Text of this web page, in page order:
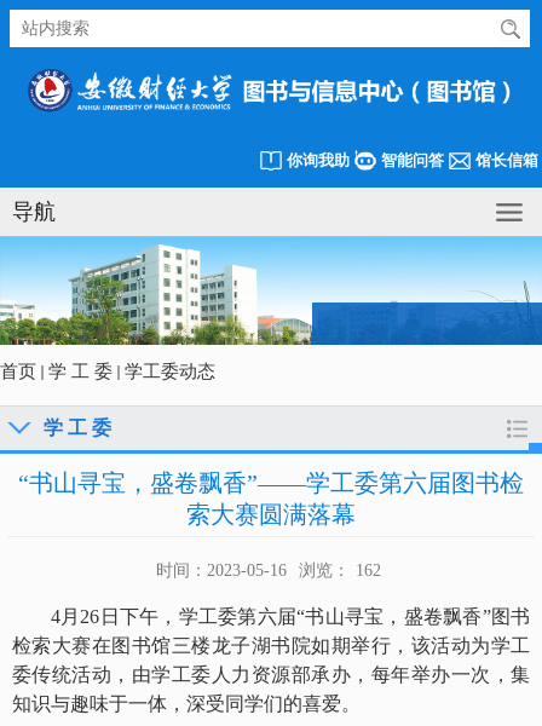
你询我助 智能问答 馆长信箱
导航
首页 学 工 委 学工委动态
学 工 委
“书山寻宝，盛卷飘香”——学工委第六届图书检
索大赛圆满落幕
时间：2023-05-16 浏览： 162
4月26日下午， 学工委第六届“书山寻宝，盛卷飘香”图书
检索大赛在图书馆三楼龙子湖书院如期举行，该活动为学工
委传统活动，由学工委人力资源部承办，每年举办一次，集
知识与趣味于一体，深受同学们的喜爱。